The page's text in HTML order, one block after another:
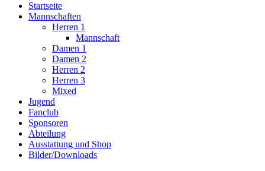
Startseite
Mannschaften
Herren 1
Mannschaft
Damen 1
Damen 2
Herren 2
Herren 3
Mixed
Jugend
Fanclub
Sponsoren
Abteilung
Ausstattung und Shop
Bilder/Downloads